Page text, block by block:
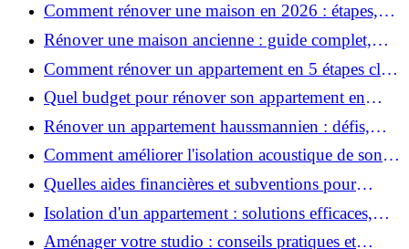
Comment rénover une maison en 2026 : étapes,
coûts et conseils ?
Rénover une maison ancienne : guide complet,
étapes, budget et astuces
Comment rénover un appartement en 5 étapes clés
?
Quel budget pour rénover son appartement en
2026 ?
Rénover un appartement haussmannien : défis,
conseils pratiques et estimation des prix
Comment améliorer l'isolation acoustique de son
appartement ?
Quelles aides financières et subventions pour
rénover votre appartement en 2026 ?
Isolation d'un appartement : solutions efficaces,
prix et conseils
Aménager votre studio : conseils pratiques et